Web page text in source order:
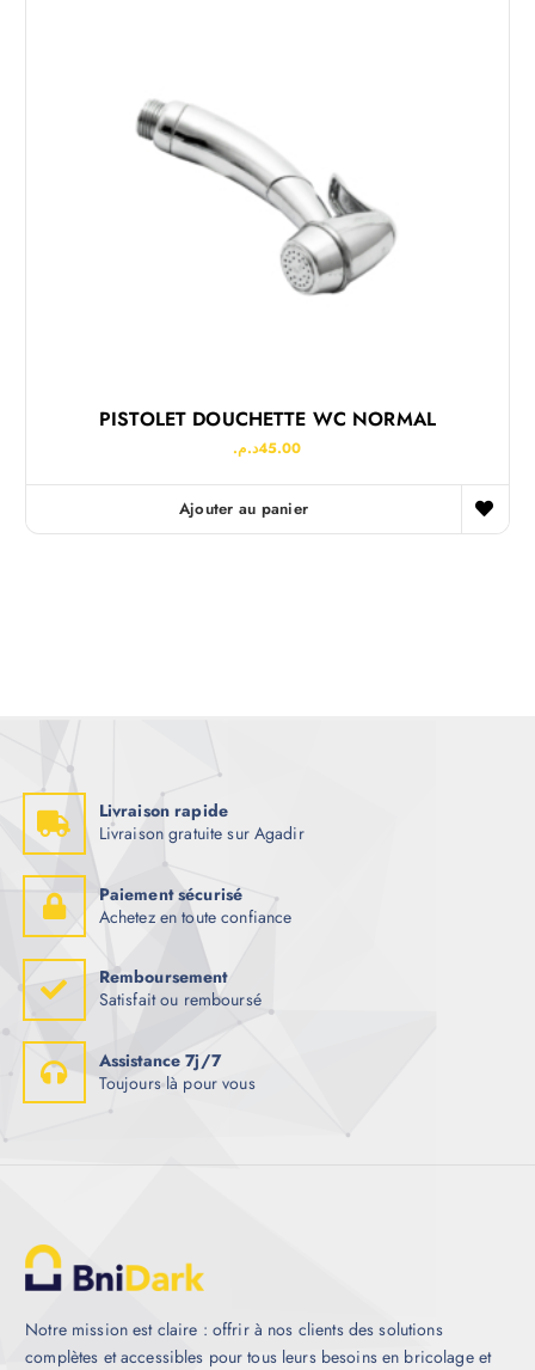
PISTOLET DOUCHETTE WC NORMAL
45.00د.م.
Ajouter au panier
Livraison rapide
Livraison gratuite sur Agadir
Paiement sécurisé
Achetez en toute confiance
Remboursement
Satisfait ou remboursé
Assistance 7j/7
Toujours là pour vous
Notre mission est claire : offrir à nos clients des solutions
complètes et accessibles pour tous leurs besoins en bricolage et